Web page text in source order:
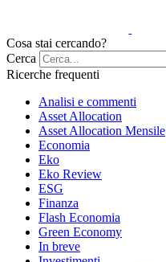
Cosa stai cercando?
Cerca
Ricerche frequenti
Analisi e commenti
Asset Allocation
Asset Allocation Mensile
Economia
Eko
Eko Review
ESG
Finanza
Flash Economia
Green Economy
In breve